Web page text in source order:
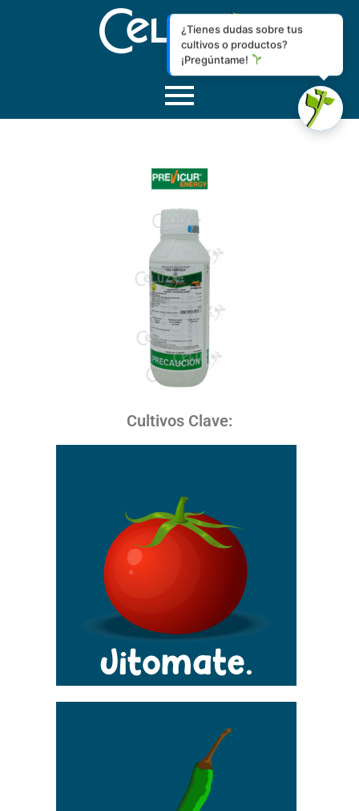
¿Tienes dudas sobre tus
cultivos o productos?
¡Pregúntame!
Cultivos Clave: